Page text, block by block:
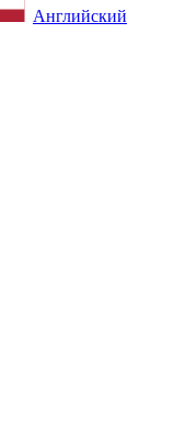
Английский